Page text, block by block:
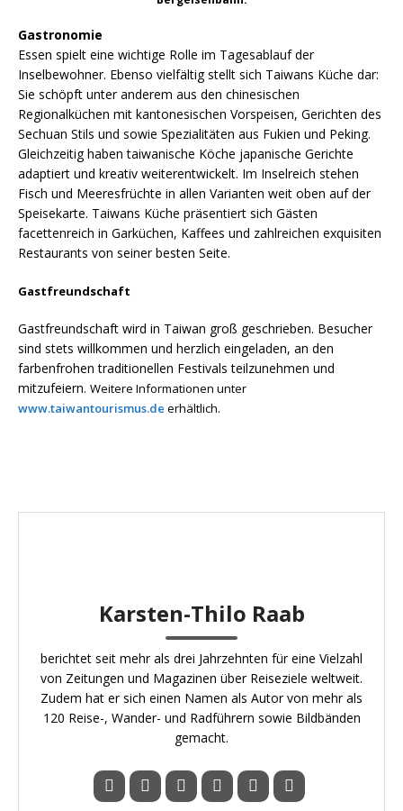
Gastronomie
Essen spielt eine wichtige Rolle im Tagesablauf der
Inselbewohner. Ebenso vielfältig stellt sich Taiwans Küche dar:
Sie schöpft unter anderem aus den chinesischen
Regionalküchen mit kantonesischen Vorspeisen, Gerichten des
Sechuan Stils und sowie Spezialitäten aus Fukien und Peking.
Gleichzeitig haben taiwanische Köche japanische Gerichte
adaptiert und kreativ weiterentwickelt. Im Inselreich stehen
Fisch und Meeresfrüchte in allen Varianten weit oben auf der
Speisekarte. Taiwans Küche präsentiert sich Gästen
facettenreich in Garküchen, Kaffees und zahlreichen exquisiten
Restaurants von seiner besten Seite.
Gastfreundschaft
Gastfreundschaft wird in Taiwan groß geschrieben. Besucher
sind stets willkommen und herzlich eingeladen, an den
farbenfrohen traditionellen Festivals teilzunehmen und
mitzufeiern. Weitere Informationen unter
www.taiwantourismus.de erhältlich.
Karsten-Thilo Raab
berichtet seit mehr als drei Jahrzehnten für eine Vielzahl
von Zeitungen und Magazinen über Reiseziele weltweit.
Zudem hat er sich einen Namen als Autor von mehr als
120 Reise-, Wander- und Radführern sowie Bildbänden
gemacht.